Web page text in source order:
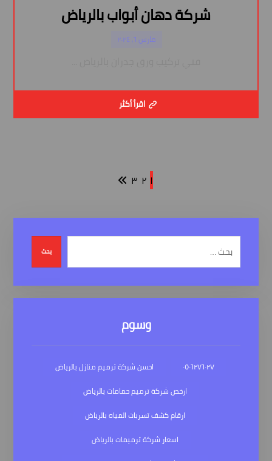
شركة دهان أبواب بالرياض
مارس ٦, ٢٠٢٤
اقرأ أكثر
١ ٢ ٣
بحث
وسوم
٠٥٠٦٢٧٦٠٢٧
احسن شركة ترميم منازل بالرياض
ارخص شركة ترميم حمامات بالرياض
ارقام كشف تسربات المياه بالرياض
اسعار شركة ترميمات بالرياض